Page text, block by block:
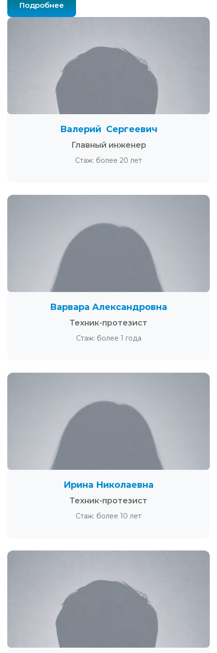
Подробнее
Валерий Сергеевич
Главный инженер
Стаж: более 20 лет
Варвара Александровна
Техник-протезист
Стаж: более 1 года
Ирина Николаевна
Техник-протезист
Стаж: более 10 лет